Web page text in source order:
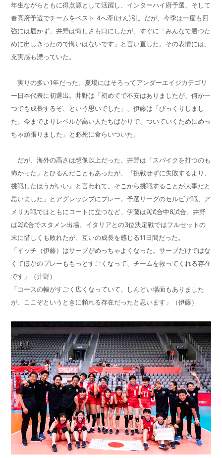
年生ながらともに得点源として活躍し、インターハイ府予選、そして
春高府予選でチームをベスト4へ牽(けん)引。だが、今季は一度も四
強には届かず、井野は悔しさも口にしたが、すぐに「みんなで勝つた
めに出しきったので悔いはないです」と言い直した。その表情には、
充実感も漂っていた。
実りの多い1年だった。夏場にはそろってアンダーエイジカテゴリ
ー日本代表に初選出。井野は「初めてで不安はありましたが、何か一
つでも成長するぞ、という思いでした」、伊藤は「びっくりしまし
た。今までよりレベルが高い人たちばかりで、ついていくためにめっ
ちゃ頑張りました」と必死に食らいついた。
だが、海外の高さは想像以上だった。井野は「スパイクを打つのも
怖かった」とひるんだこともあったが、『挑戦せずに失敗するより、
挑戦したほうがいい』と言われて。そこから挑戦することが大事だと
思いました」とアグレッシブにプレー。予選リーグのセルビア戦、ア
メリカ戦ではともにコートに立つなど、伊藤は9試合中8試合、井野
は2試合でスタメン出場。イタリアとの3位決定戦ではフルセットの
末に惜しくも敗れたが、互いの成長を感じる11日間だった。
「イッチ（伊藤）はサーブがめっちゃよくなった。サーブだけではな
くてほかのプレーももっとすごくなって、チームを救ってくれる存在
です」（井野）
「コースの幅がすごく広くなっていて。しんどい場面もありました
が、ここぞというときに頼れる存在だったと思います」（伊藤）